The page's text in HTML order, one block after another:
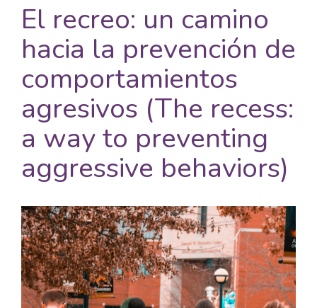
El recreo: un camino
hacia la prevención de
comportamientos
agresivos (The recess:
a way to preventing
aggressive behaviors)
Barra
lateral
del
artículo